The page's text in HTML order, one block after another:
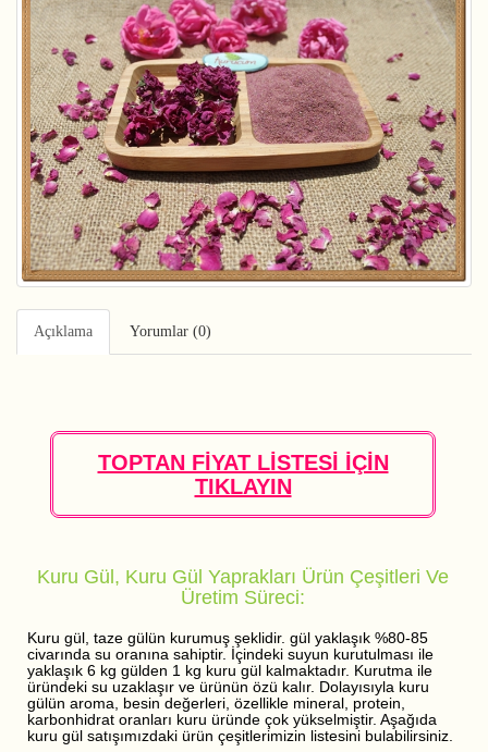
Açıklama Yorumlar (0)
TOPTAN FİYAT LİSTESİ İÇİN
TIKLAYIN
Kuru Gül, Kuru Gül Yaprakları Ürün Çeşitleri Ve
Üretim Süreci:
Kuru gül, taze gülün kurumuş şeklidir. gül yaklaşık %80-85
civarında su oranına sahiptir. İçindeki suyun kurutulması ile
yaklaşık 6 kg gülden 1 kg kuru gül kalmaktadır. Kurutma ile
üründeki su uzaklaşır ve ürünün özü kalır. Dolayısıyla kuru
gülün aroma, besin değerleri, özellikle mineral, protein,
karbonhidrat oranları kuru üründe çok yükselmiştir. Aşağıda
kuru gül satışımızdaki ürün çeşitlerimizin listesini bulabilirsiniz.